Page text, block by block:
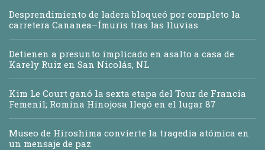
Desprendimiento de ladera bloqueó por completo la
carretera Cananea–Ímuris tras las lluvias
Detienen a presunto implicado en asalto a casa de
Karely Ruiz en San Nicolás, NL
Kim Le Court ganó la sexta etapa del Tour de Francia
Femenil; Romina Hinojosa llegó en el lugar 87
Museo de Hiroshima convierte la tragedia atómica en
un mensaje de paz